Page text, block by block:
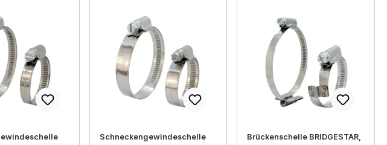
Schneckengewindeschelle
Brückenschelle BRIDGESTAR,